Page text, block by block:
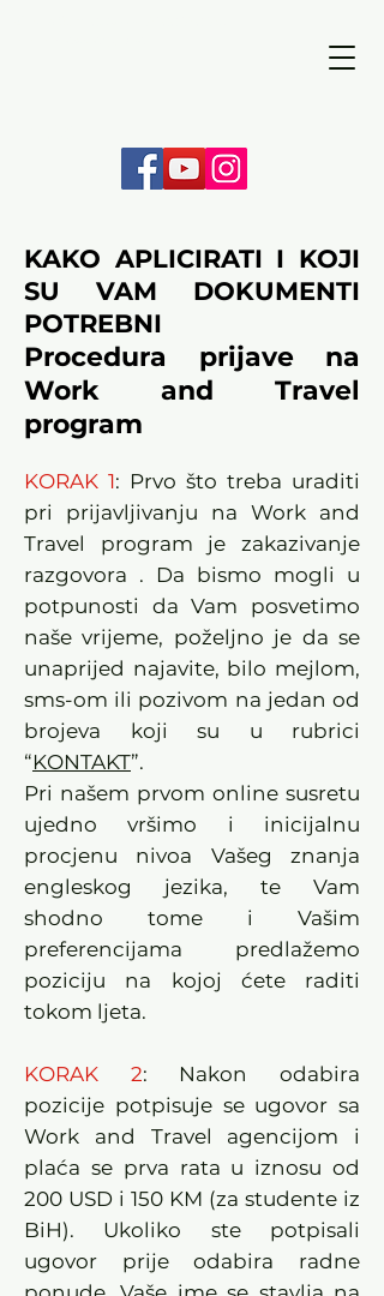
KAKO APLICIRATI I KOJI
SU VAM DOKUMENTI
POTREBNI
Procedura prijave na
Work and Travel
program
KORAK 1: Prvo što treba uraditi
pri prijavljivanju na Work and
Travel program je zakazivanje
razgovora . Da bismo mogli u
potpunosti da Vam posvetimo
naše vrijeme, poželjno je da se
unaprijed najavite, bilo mejlom,
sms-om ili pozivom na jedan od
brojeva koji su u rubrici
“KONTAKT”.
Pri našem prvom online susretu
ujedno vršimo i inicijalnu
procjenu nivoa Vašeg znanja
engleskog jezika, te Vam
shodno tome i Vašim
preferencijama predlažemo
poziciju na kojoj ćete raditi
tokom ljeta.
KORAK 2: Nakon odabira
pozicije potpisuje se ugovor sa
Work and Travel agencijom i
plaća se prva rata u iznosu od
200 USD i 150 KM (za studente iz
BiH). Ukoliko ste potpisali
ugovor prije odabira radne